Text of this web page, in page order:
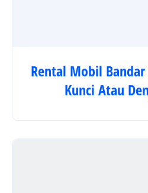
Rental Mobil
Kunci Atau